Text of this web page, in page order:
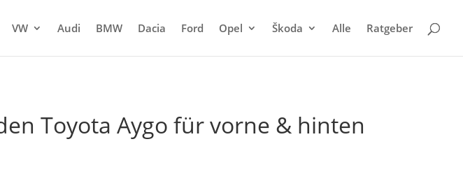
VW Audi BMW Dacia Ford Opel Škoda Alle Ratgeber
Toyota Aygo für vorne & hinten